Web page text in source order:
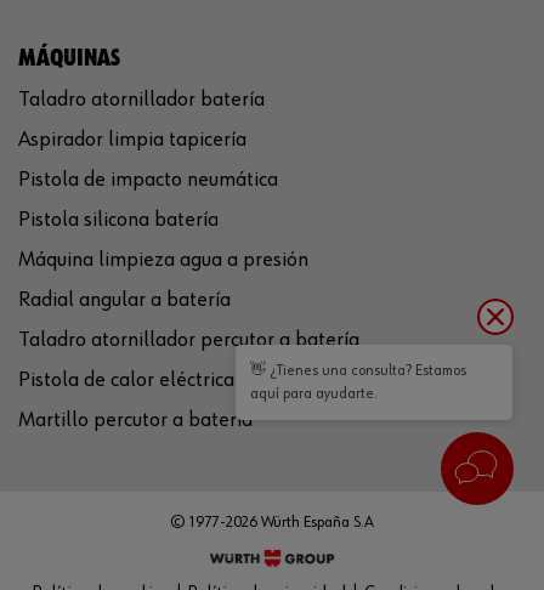
MÁQUINAS
Taladro atornillador batería
Aspirador limpia tapicería
Pistola de impacto neumática
Pistola silicona batería
Máquina limpieza agua a presión
Radial angular a batería
Taladro atornillador percutor a batería
Pistola de calor eléctrica
Martillo percutor a batería
© 1977-2026 Würth España S.A
👋 ¿Tienes una consulta? Estamos
aquí para ayudarte.